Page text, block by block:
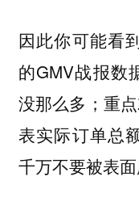
因此你可能看
的GMV战报数
没那么多；重
表实际订单总
千万不要被表面